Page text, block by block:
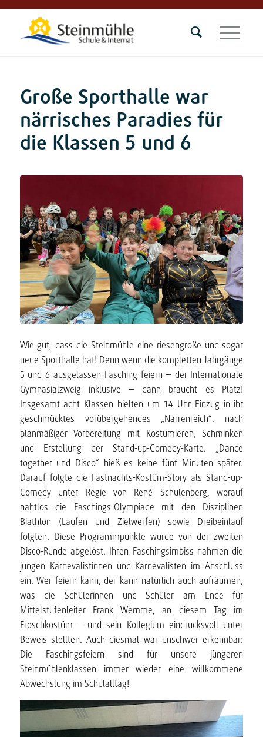
Große Sporthalle war
närrisches Paradies für
die Klassen 5 und 6
Wie gut, dass die Steinmühle eine riesengroße und sogar
neue Sporthalle hat! Denn wenn die kompletten Jahrgänge
5 und 6 ausgelassen Fasching feiern – der Internationale
Gymnasialzweig inklusive – dann braucht es Platz!
Insgesamt acht Klassen hielten um 14 Uhr Einzug in ihr
geschmücktes vorübergehendes „Narrenreich“, nach
planmäßiger Vorbereitung mit Kostümieren, Schminken
und Erstellung der Stand-up-Comedy-Karte. „Dance
together und Disco“ hieß es keine fünf Minuten später.
Darauf folgte die Fastnachts-Kostüm-Story als Stand-up-
Comedy unter Regie von René Schulenberg, worauf
nahtlos die Faschings-Olympiade mit den Disziplinen
Biathlon (Laufen und Zielwerfen) sowie Dreibeinlauf
folgten. Diese Programmpunkte wurde von der zweiten
Disco-Runde abgelöst. Ihren Faschingsimbiss nahmen die
jungen Karnevalistinnen und Karnevalisten im Anschluss
ein. Wer feiern kann, der kann natürlich auch aufräumen,
was die Schülerinnen und Schüler am Ende für
Mittelstufenleiter Frank Wemme, an diesem Tag im
Froschkostüm – und sein Kollegium eindrucksvoll unter
Beweis stellten. Auch diesmal war unschwer erkennbar:
Die Faschingsfeiern sind für unsere jüngeren
Steinmühlenklassen immer wieder eine willkommene
Abwechslung im Schulalltag!